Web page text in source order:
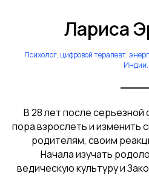
Лариса
Психолог, цифровой терапевт,
Индии.
В 28 лет после серьезной
пора взрослеть и изменить
родителям, своим
Начала изучать
ведическую культуру и